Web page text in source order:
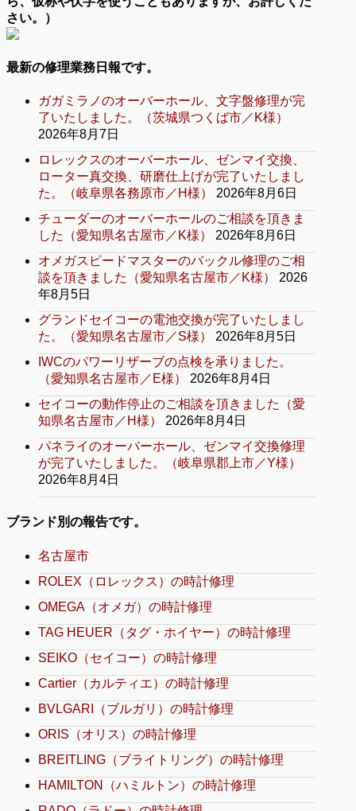
さい。）
最新の修理業務日報です。
ガガミラノのオーバーホール、文字盤修理が完
了いたしました。（茨城県つくば市／K様）
2026年8月7日
ロレックスのオーバーホール、ゼンマイ交換、
ローター真交換、研磨仕上げが完了いたしまし
た。（岐阜県各務原市／H様）
2026年8月6日
チューダーのオーバーホールのご相談を頂きま
した（愛知県名古屋市／K様）
2026年8月6日
オメガスピードマスターのバックル修理のご相
談を頂きました（愛知県名古屋市／K様）
2026
年8月5日
グランドセイコーの電池交換が完了いたしまし
た。（愛知県名古屋市／S様）
2026年8月5日
IWCのパワーリザーブの点検を承りました。
（愛知県名古屋市／E様）
2026年8月4日
セイコーの動作停止のご相談を頂きました（愛
知県名古屋市／H様）
2026年8月4日
パネライのオーバーホール、ゼンマイ交換修理
が完了いたしました。（岐阜県郡上市／Y様）
2026年8月4日
ブランド別の報告です。
名古屋市
ROLEX（ロレックス）の時計修理
OMEGA（オメガ）の時計修理
TAG HEUER（タグ・ホイヤー）の時計修理
SEIKO（セイコー）の時計修理
Cartier（カルティエ）の時計修理
BVLGARI（ブルガリ）の時計修理
ORIS（オリス）の時計修理
BREITLING（ブライトリング）の時計修理
HAMILTON（ハミルトン）の時計修理